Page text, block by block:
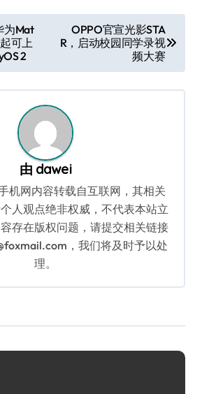
为Mat
可上
2
OPPO官宣光影STA
R，启动校园同学录视
频大赛
由 dawei
机网内容转载自互联网，其相关
人观点绝非权威，不代表本站立
存在版权问题，请提交相关链接
，我们将及时予以处
理。